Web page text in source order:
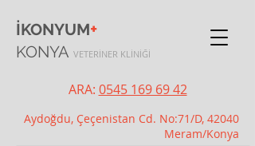
İKONYUM+
KONYA VETERİNER KLİNİĞİ
ARA: 0545 169 69 42
Aydoğdu, Çeçenistan Cd. No:71/D, 42040
Meram/Konya